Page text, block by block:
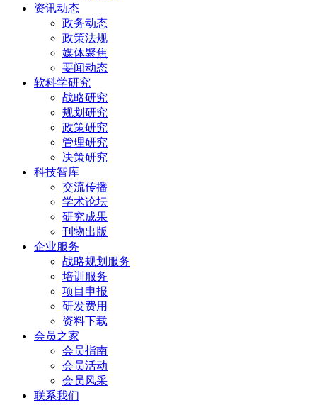
资讯动态
政务动态
政策法规
媒体聚焦
要闻动态
软科学研究
战略研究
规划研究
政策研究
管理研究
决策研究
科技智库
交流传播
学术论坛
研究成果
刊物出版
企业服务
战略规划服务
培训服务
项目申报
研发费用
资料下载
会员之家
会员指南
会员活动
会员风采
联系我们